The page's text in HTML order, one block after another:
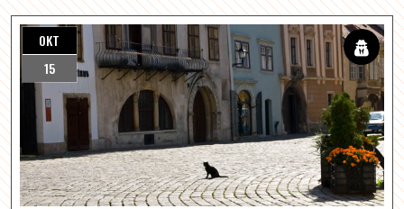
OKT
15